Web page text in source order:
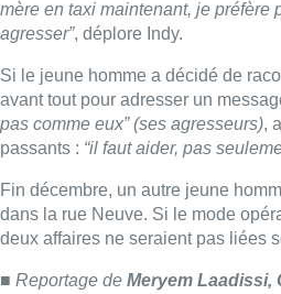
mère en taxi maintenant, je préfère
agresser”, déplore Indy.
Si le jeune homme a décidé de
avant tout pour adresser un
pas comme eux” (ses agresseurs),
passants : “il faut aider, pas
Fin décembre, un autre jeune
dans la rue Neuve. Si le mode
deux affaires ne seraient pas liées
■ Reportage de Meryem Laadissi,